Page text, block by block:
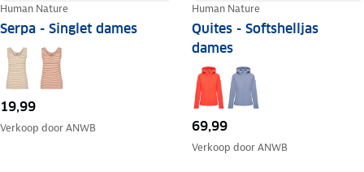
Human Nature
Serpa - Singlet dames
19,99
Verkoop doorANWB
Human Nature
Quites - Softshelljas
dames
69,99
Verkoop doorANWB